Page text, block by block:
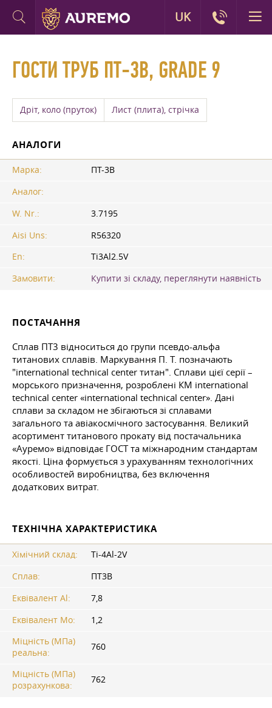
ГОСТИ ТРУБ ПТ-3В, GRADE 9
Дріт, коло (пруток) Лист (плита), стрічка
АНАЛОГИ
Марка:
ПТ-3В
Аналог:
W. Nr.:
3.7195
Aisi Uns:
R56320
En:
Ti3Al2.5V
Замовити:
Купити зі складу, переглянути наявність
ПОСТАЧАННЯ
Сплав ПТ3 відноситься до групи псевдо-альфа
титанових сплавів. Маркування П. Т. позначають
"international technical center титан". Сплави цієї серії –
морського призначення, розроблені КМ international
technical center «international technical center». Дані
сплави за складом не збігаються зі сплавами
загального та авіакосмічного застосування. Великий
асортимент титанового прокату від постачальника
«Ауремо» відповідає ГОСТ та міжнародним стандартам
якості. Ціна формується з урахуванням технологічних
особливостей виробництва, без включення
додаткових витрат.
ТЕХНІЧНА ХАРАКТЕРИСТИКА
Хімічний склад:
Ti-4Al-2V
Сплав:
ПТ3В
Еквівалент Al:
7,8
Еквівалент Mo:
1,2
Міцність (МПа)
реальна:
760
Міцність (МПа)
розрахункова:
762
UK